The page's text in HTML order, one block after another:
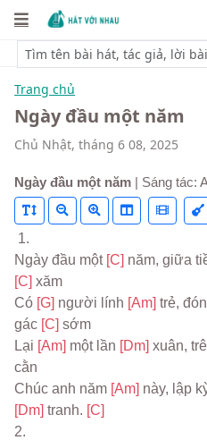
Trang chủ
Ngày đầu một năm
Chủ Nhật, tháng 6 08, 2025
Ngày đầu một năm | Sáng tác:
1.
Ngày đầu một [C] năm, giữa
[C] xăm
Có [G] người lính [Am] trẻ,
gác [C] sớm
Lại [Am] một lần [Dm] xuân,
cằn
Chúc anh năm [Am] này, lập
[Dm] tranh. [C]
2.